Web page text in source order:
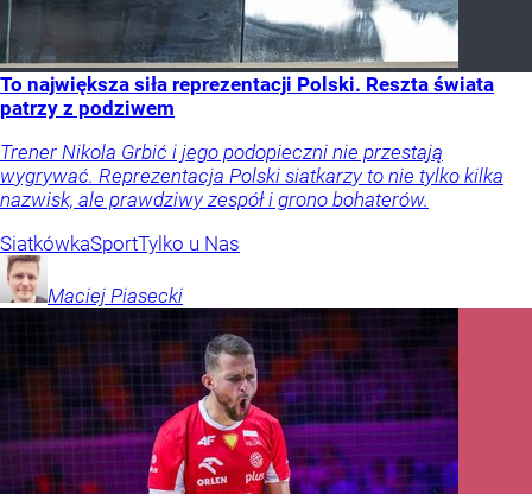
To największa siła reprezentacji Polski. Reszta świata
patrzy z podziwem
Trener Nikola Grbić i jego podopieczni nie przestają
wygrywać. Reprezentacja Polski siatkarzy to nie tylko kilka
nazwisk, ale prawdziwy zespół i grono bohaterów.
SiatkówkaSportTylko u Nas
Maciej Piasecki